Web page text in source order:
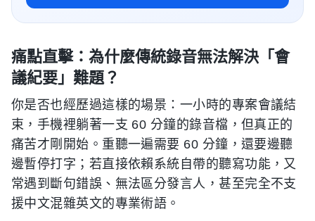
痛點直擊：為什麼傳統錄音無法解決「會
議紀要」難題？
你是否也經歷過這樣的場景：一小時的專案會議結
束，手機裡躺著一支 60 分鐘的錄音檔，但真正的
痛苦才剛開始。重聽一遍需要 60 分鐘，還要邊聽
邊暫停打字；若直接依賴系統自帶的聽寫功能，又
常遇到斷句錯誤、無法區分發言人，甚至完全不支
援中文混雜英文的專業術語。